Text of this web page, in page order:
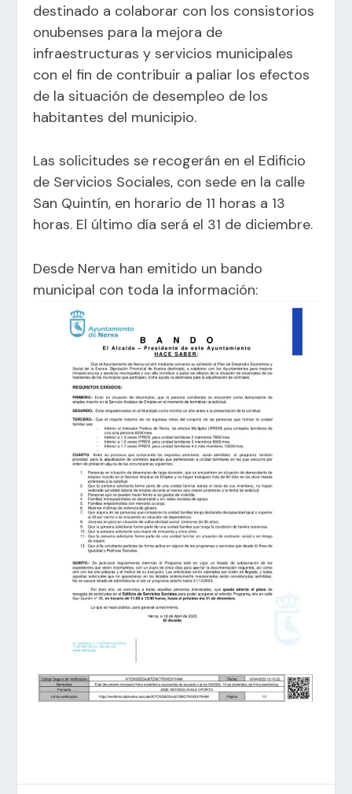
destinado a colaborar con los consistorios
onubenses para la mejora de
infraestructuras y servicios municipales
con el fin de contribuir a paliar los efectos
de la situación de desempleo de los
habitantes del municipio.
Las solicitudes se recogerán en el Edificio
de Servicios Sociales, con sede en la calle
San Quintín, en horario de 11 horas a 13
horas. El último día será el 31 de diciembre.
Desde Nerva han emitido un bando
municipal con toda la información: